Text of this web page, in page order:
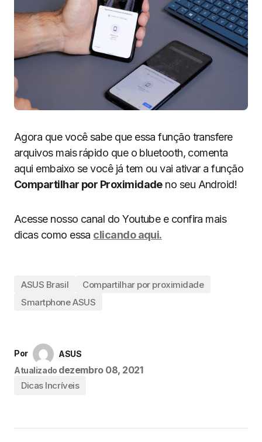
Agora que você sabe que essa função transfere
arquivos mais rápido que o bluetooth, comenta
aqui embaixo se você já tem ou vai ativar a função
Compartilhar por Proximidadeno seu Android!
Acesse nosso canal do Youtube e confira mais
dicas como essa clicando aqui.
ASUS Brasil
Compartilhar por proximidade
Smartphone ASUS
Por
ASUS
Atualizado dezembro 08, 2021
Dicas Incríveis